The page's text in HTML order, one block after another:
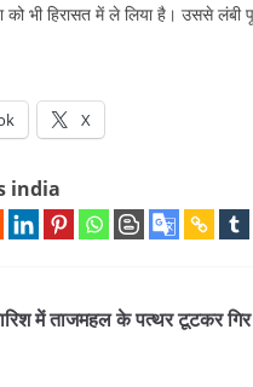
को भी हिरासत में ले लिया है। उससे
X
india
में ताजमहल के पत्थर टूटकर